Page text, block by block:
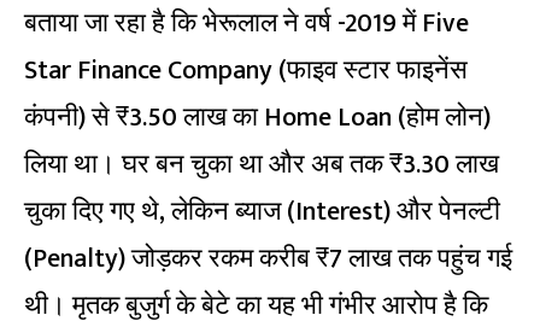
बताया जा रहा है कि भेरूलाल ने वर्ष -2019 में Five
Star Finance Company (फाइव स्टार फाइनेंस
कंपनी) से ₹3.50 लाख का Home Loan (होम लोन)
लिया था। घर बन चुका था और अब तक ₹3.30 लाख
चुका दिए गए थे, लेकिन ब्याज (Interest) और पेनल्टी
(Penalty) जोड़कर रकम करीब ₹7 लाख तक पहुंच गई
थी। मृतक बुजुर्ग के बेटे का यह भी गंभीर आरोप है कि